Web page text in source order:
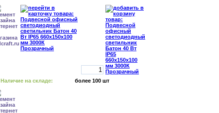
Наличие на складе: более 100 шт